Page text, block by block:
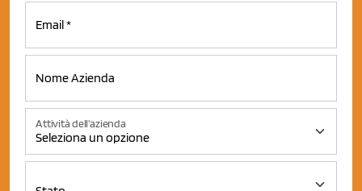
Attività dell'azienda